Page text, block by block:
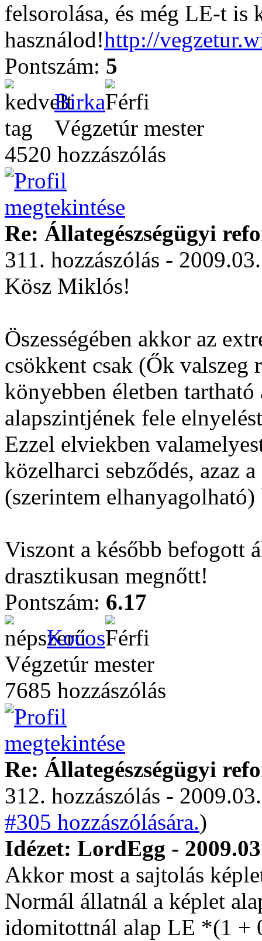
felsorolása, és még LE-t is
használod!http://
Pontszám: 5
Birka
Végzetúr mester
4520 hozzászólás
Re: Állategészségügyi
311. hozzászólás -
Kösz Miklós!
Öszességében akkor az
csökkent csak (Ők valszeg
könyebben életben
alapszintjének fele
Ezzel elviekben
közelharci sebződés, azaz
(szerintem
Viszont a később befogott
drasztikusan megnőtt!
Pontszám: 6.17
Kocos
Végzetúr mester
7685 hozzászólás
Re: Állategészségügyi
312. hozzászólás -
#305 hozzászólására.)
Idézet: LordEgg -
Akkor most a sajtolás
Normál állatnál a képlet
idomitottnál alap LE *(1 +